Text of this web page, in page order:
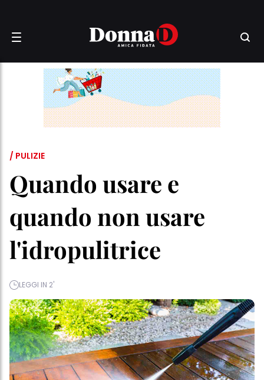
/ PULIZIE
Quando usare e
quando non usare
l'idropulitrice
LEGGI IN 2'